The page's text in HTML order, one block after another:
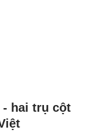
- hai trụ cột